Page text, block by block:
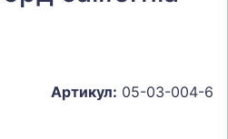
Артикул: 05-03-004-6